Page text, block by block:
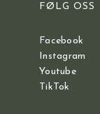
FØLG OSS
Facebook
Instagram
Youtube
TikTok